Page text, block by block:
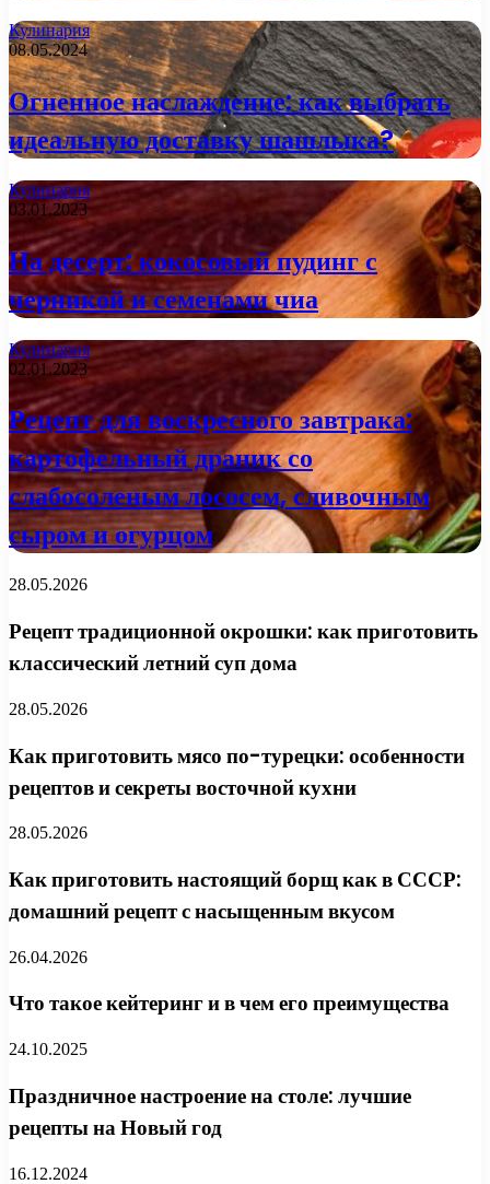
Кулинария
08.05.2024
Огненное наслаждение: как выбрать
идеальную доставку шашлыка?
Кулинария
03.01.2023
На десерт: кокосовый пудинг с
черникой и семенами чиа
Кулинария
02.01.2023
Рецепт для воскресного завтрака:
картофельный драник со
слабосоленым лососем, сливочным
сыром и огурцом
28.05.2026
Рецепт традиционной окрошки: как приготовить
классический летний суп дома
28.05.2026
Как приготовить мясо по-турецки: особенности
рецептов и секреты восточной кухни
28.05.2026
Как приготовить настоящий борщ как в СССР:
домашний рецепт с насыщенным вкусом
26.04.2026
Что такое кейтеринг и в чем его преимущества
24.10.2025
Праздничное настроение на столе: лучшие
рецепты на Новый год
16.12.2024